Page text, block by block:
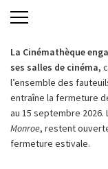
La Cinémathèque
ses salles de cinéma,
l’ensemble des
entraîne la fermeture
au 15 septembre
Monroe, restent
fermeture estivale.